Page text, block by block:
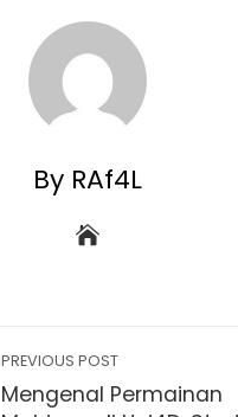
By RAf4L
PREVIOUS POST
Mengenal Permainan